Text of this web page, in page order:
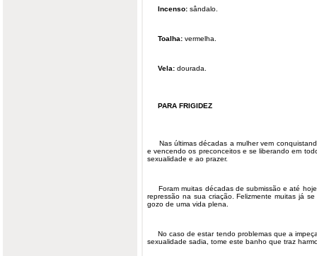
Incenso: sândalo.
Toalha: vermelha.
Vela: dourada.
PARA FRIGIDEZ
Nas últimas décadas a mulher vem
e vencendo os preconceitos e se liberando em
sexualidade e ao prazer.
Foram muitas décadas de submissão e até hoje
repressão na sua criação. Felizmente muitas já
gozo de uma vida plena.
No caso de estar tendo problemas que a
sexualidade sadia, tome este banho que traz